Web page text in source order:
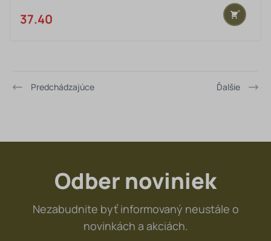
vyvážený pomocí technologie RESII. Cívka je vyrobena
z eloxovaného hliníku, klička má uchop z ABS ve tvaru
37.40 €
Predchádzajúce Ďalšie
Odber noviniek
Nezabudnite byť informovaný neustále o
novinkách a akciách.